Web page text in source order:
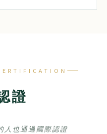
證
人也通過國際認證